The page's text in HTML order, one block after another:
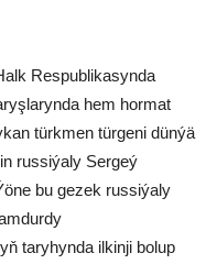
Respublikasynda
hem hormat
türkmen türgeni dünýä
russiýaly Sergeý
bu gezek russiýaly
taryhynda ilkinji bolup